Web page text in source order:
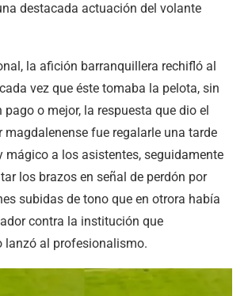
destacada actuación del volante
la afición barranquillera rechifló al
vez que éste tomaba la pelota, sin
pago o mejor, la respuesta que dio el
fue regalarle una tarde
mágico a los asistentes, seguidamente
los brazos en señal de perdón por
subidas de tono que en otrora había
contra la institución que
lanzó al profesionalismo.